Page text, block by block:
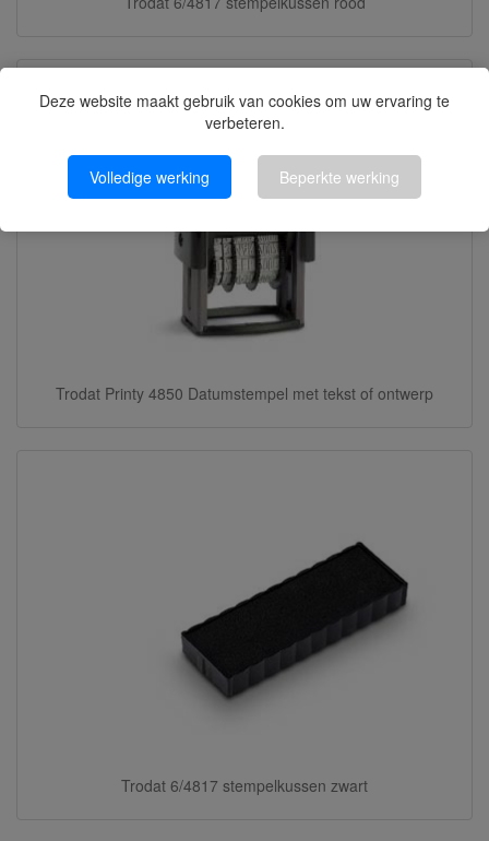
Deze website maakt gebruik van cookies om uw ervaring te
verbeteren.
Volledige werking Beperkte werking
Trodat Printy 4850 Datumstempel met tekst of ontwerp
Trodat 6/4817 stempelkussen zwart